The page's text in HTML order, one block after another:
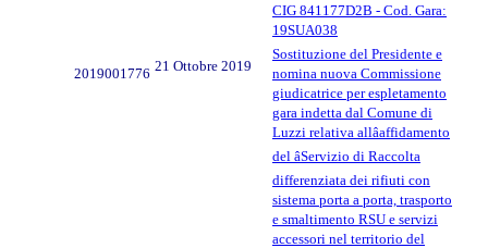
CIG 841177D2B - Cod. Gara:
19SUA038
2019001776 21 Ottobre 2019
Sostituzione del Presidente e
nomina nuova Commissione
giudicatrice per espletamento
gara indetta dal Comune di
Luzzi relativa allâaffidamento
del âServizio di Raccolta
differenziata dei rifiuti con
sistema porta a porta, trasporto
e smaltimento RSU e servizi
accessori nel territorio del